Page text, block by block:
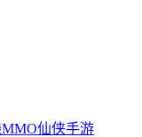
仙侠手游